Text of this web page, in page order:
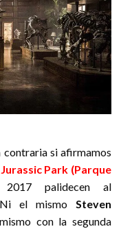
contraria si afirmamos
Jurassic Park (Parque
2017 palidecen al
el mismo Steven
con la segunda